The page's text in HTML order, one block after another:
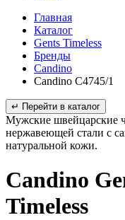
Главная
Каталог
Gents Timeless
Бренды
Candino
Candino C4745/1
↵ Перейти в каталог
Мужские швейцарские
нержавеющей стали с
натуральной кожи.
Candino
Timeless